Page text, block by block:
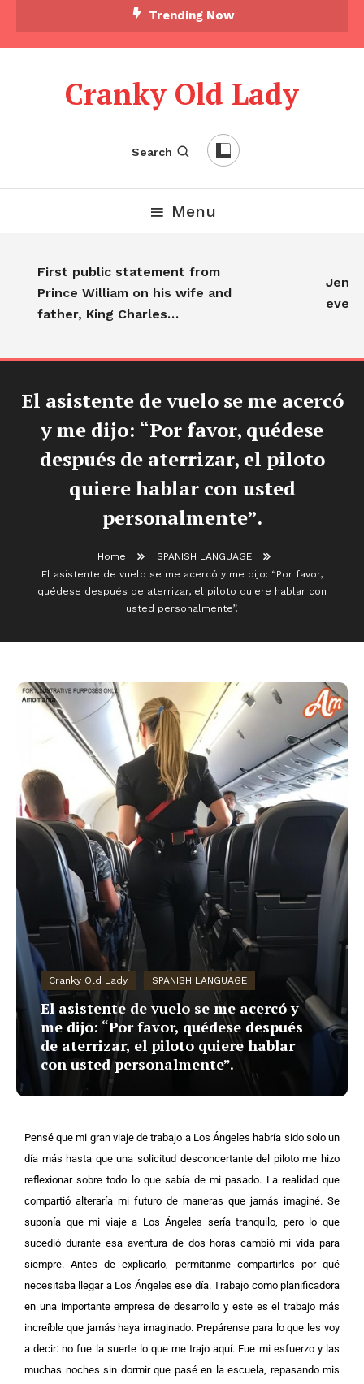
Trending Now
Cranky Old Lady
Search
Menu
First public statement from
Prince William on his wife and
father, King Charles…
El asistente de vuelo se me acercó
y me dijo: “Por favor, quédese
después de aterrizar, el piloto
quiere hablar con usted
personalmente”.
Home
SPANISH LANGUAGE
El asistente de vuelo se me acercó y me dijo: “Por favor,
quédese después de aterrizar, el piloto quiere hablar con
usted personalmente”.
Cranky Old Lady SPANISH LANGUAGE
El asistente de vuelo se me acercó y
me dijo: “Por favor, quédese después
de aterrizar, el piloto quiere hablar
con usted personalmente”.
Pensé que mi gran viaje de trabajo a Los Ángeles habría sido solo un
día más hasta que una solicitud desconcertante del piloto me hizo
reflexionar sobre todo lo que sabía de mi pasado. La realidad que
compartió alteraría mi futuro de maneras que jamás imaginé. Se
suponía que mi viaje a Los Ángeles sería tranquilo, pero lo que
sucedió durante esa aventura de dos horas cambió mi vida para
siempre. Antes de explicarlo, permítanme compartirles por qué
necesitaba llegar a Los Ángeles ese día. Trabajo como planificadora
en una importante empresa de desarrollo y este es el trabajo más
increíble que jamás haya imaginado. Prepárense para lo que les voy
a decir: no fue la suerte lo que me trajo aquí. Fue mi esfuerzo y las
muchas noches sin dormir que pasé en la escuela, repasando mis